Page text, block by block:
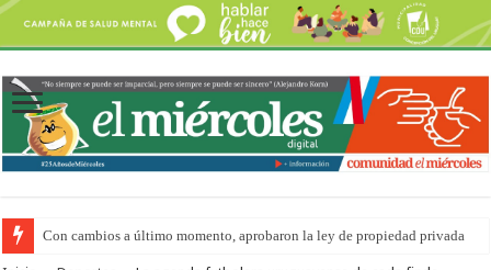
Con cambios a último momento, aprobaron la ley de propiedad privada
Adopción en Entre Ríos: el 35% de los 90 niños, niñas y adolescentes que